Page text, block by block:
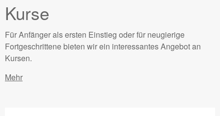
Kurse
Für Anfänger als ersten Einstieg oder für neugierige
Fortgeschrittene bieten wir ein interessantes Angebot an
Kursen.
Mehr